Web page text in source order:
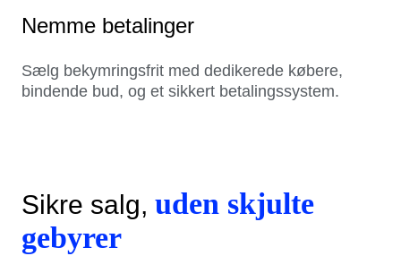
Nemme betalinger
Sælg bekymringsfrit med dedikerede købere,
bindende bud, og et sikkert betalingssystem.
Sikre salg, uden skjulte
gebyrer